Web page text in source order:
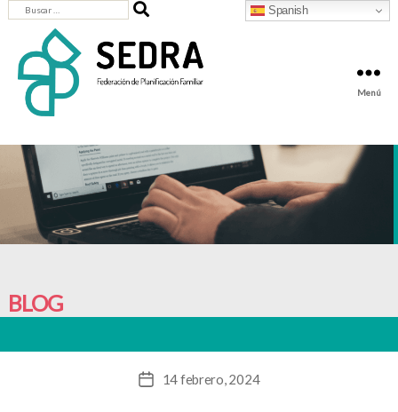
-
Federación
de
Planificación
Familiar
Menú
Buscar:
BLOG
Fecha14 febrero, 2024
Spanish